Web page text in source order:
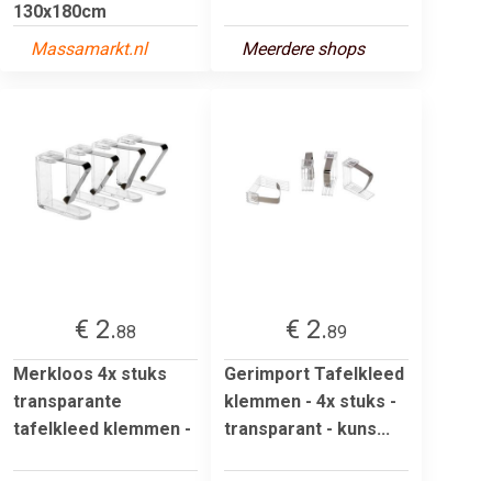
130x180cm
Massamarkt.nl
Meerdere shops
€ 2.88
Merkloos 4x stuks
transparante
tafelkleed klemmen -
€ 2.89
Gerimport Tafelkleed
klemmen - 4x stuks -
transparant - kuns...